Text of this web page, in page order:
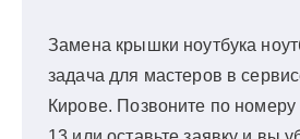
Замена крышки ноутбука
задача для мастеров в
Кирове. Позвоните по